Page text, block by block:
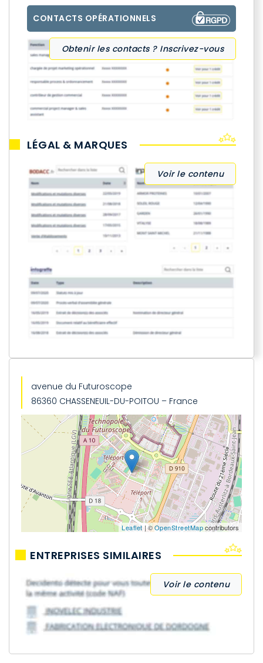
CONTACTS OPÉRATIONNELS
Obtenir les contacts ? Inscrivez-vous
LÉGAL & MARQUES
Voir le contenu
avenue du Futuroscope
86360 CHASSENEUIL-DU-POITOU – France
Leaflet| ©OpenStreetMapcontributors
ENTREPRISES SIMILAIRES
Voir le contenu